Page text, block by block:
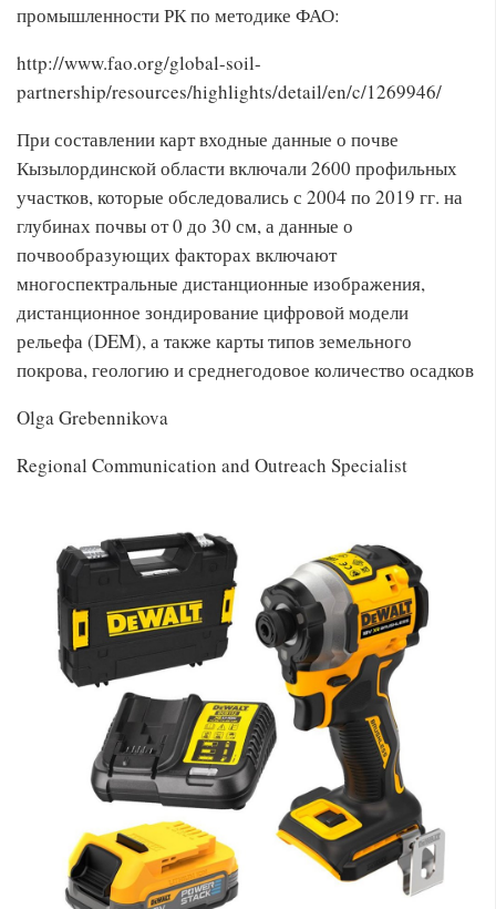
промышленности РК по методике ФАО:
http://www.fao.org/global-soil-
partnership/resources/highlights/detail/en/c/1269946/
При составлении карт входные данные о почве
Кызылординской области включали 2600 профильных
участков, которые обследовались с 2004 по 2019 гг. на
глубинах почвы от 0 до 30 см, а данные о
почвообразующих факторах включают
многоспектральные дистанционные изображения,
дистанционное зондирование цифровой модели
рельефа (DEM), а также карты типов земельного
покрова, геологию и среднегодовое количество осадков
Olga Grebennikova
Regional Communication and Outreach Specialist